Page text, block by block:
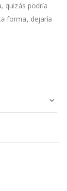
quizás podría
forma, dejaría